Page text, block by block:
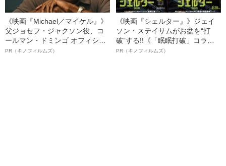
《映画『Michael／マイケル』》
父ジョセフ・ジャクソン役、コ
ールマン・ドミンゴ オフィシャ
ルインタビュー“観客を魅了した
PR（キノフィルムズ）
《映画『シェルター』》ジェイ
ソン・ステイサムがお盆を“打
破”する!!《「眠眠打破」コラ
ボ》
PR（キノフィルムズ）